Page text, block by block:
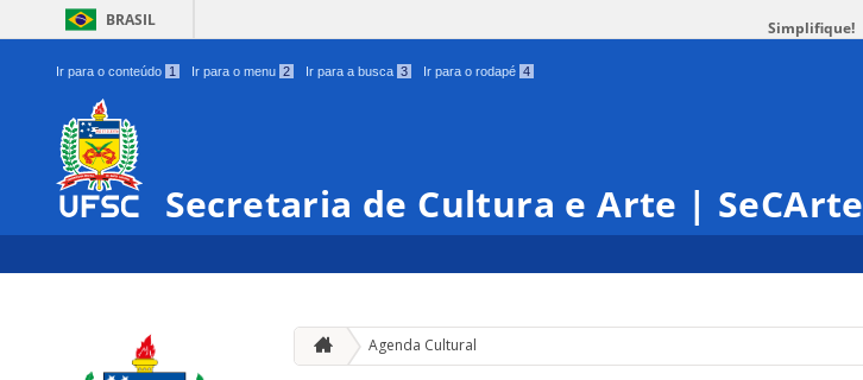
BRASIL Simplifique!
Ir para o conteúdo 1 Ir para o menu 2 Ir para a busca 3 Ir para o rodapé 4
Secretaria de Cultura e Arte | SeCArte
Agenda Cultural